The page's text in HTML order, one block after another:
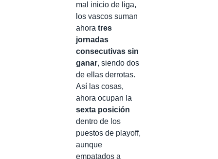
mal inicio de liga,
los vascos suman
ahora tres
jornadas
consecutivas sin
ganar, siendo dos
de ellas derrotas.
Así las cosas,
ahora ocupan la
sexta posición
dentro de los
puestos de playoff,
aunque
empatados a